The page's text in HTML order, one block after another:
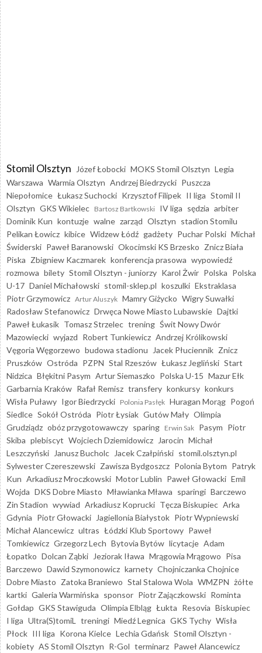
Stomil Olsztyn Józef Łobocki MOKS Stomil Olsztyn Legia
Warszawa Warmia Olsztyn Andrzej Biedrzycki Puszcza
Niepołomice Łukasz Suchocki Krzysztof Filipek II liga Stomil II
Olsztyn GKS Wikielec Bartosz Bartkowski IV liga sędzia arbiter
Dominik Kun kontuzje walne zarząd Olsztyn stadion Stomilu
Pelikan Łowicz kibice Widzew Łódź gadżety Puchar Polski Michał
Świderski Paweł Baranowski Okocimski KS Brzesko Znicz Biała
Piska Zbigniew Kaczmarek konferencja prasowa wypowiedź
rozmowa bilety Stomil Olsztyn - juniorzy Karol Żwir Polska Polska
U-17 Daniel Michałowski stomil-sklep.pl koszulki Ekstraklasa
Piotr Grzymowicz Artur Aluszyk Mamry Giżycko Wigry Suwałki
Radosław Stefanowicz Drwęca Nowe Miasto Lubawskie Dajtki
Paweł Łukasik Tomasz Strzelec trening Świt Nowy Dwór
Mazowiecki wyjazd Robert Tunkiewicz Andrzej Królikowski
Vęgoria Węgorzewo budowa stadionu Jacek Płuciennik Znicz
Pruszków Ostróda PZPN Stal Rzeszów Łukasz Jegliński Start
Nidzica Błękitni Pasym Artur Siemaszko Polska U-15 Mazur Ełk
Garbarnia Kraków Rafał Remisz transfery konkursy konkurs
Wisła Puławy Igor Biedrzycki Polonia Pasłęk Huragan Morąg Pogoń
Siedlce Sokół Ostróda Piotr Łysiak Gutów Mały Olimpia
Grudziądz obóz przygotowawczy sparing Erwin Sak Pasym Piotr
Skiba plebiscyt Wojciech Dziemidowicz Jarocin Michał
Leszczyński
Janusz Bucholc Jacek Czałpiński stomil.olsztyn.pl
Sylwester Czereszewski Zawisza Bydgoszcz Polonia Bytom Patryk
Kun Arkadiusz Mroczkowski Motor Lublin Paweł Głowacki Emil
Wojda DKS Dobre Miasto Mławianka Mława sparingi Barczewo
Zin Stadion wywiad Arkadiusz Koprucki Tęcza Biskupiec Arka
Gdynia Piotr Głowacki Jagiellonia Białystok Piotr Wypniewski
Michał Alancewicz ultras Łódzki Klub Sportowy Paweł
Tomkiewicz Grzegorz Lech Bytovia Bytów licytacje Adam
Łopatko Dolcan Ząbki Jeziorak Iława Mrągowia Mrągowo Pisa
Barczewo Dawid Szymonowicz karnety Chojniczanka Chojnice
Dobre Miasto Zatoka Braniewo Stal Stalowa Wola WMZPN żółte
kartki Galeria Warmińska sponsor Piotr Zajączkowski Rominta
Gołdap GKS Stawiguda Olimpia Elbląg Łukta Resovia Biskupiec
I liga Ultra(S)tomiL treningi Miedź Legnica GKS Tychy Wisła
Płock III liga Korona Kielce Lechia Gdańsk Stomil Olsztyn -
kobiety AS Stomil Olsztyn R-Gol terminarz Paweł Alancewicz